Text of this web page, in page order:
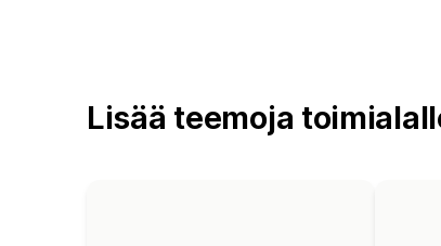
Lisää teemoja